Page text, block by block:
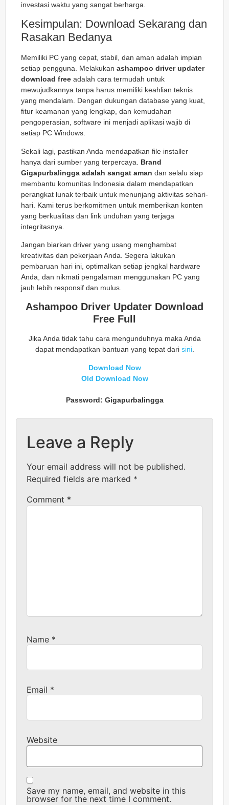
investasi waktu yang sangat berharga.
Kesimpulan: Download Sekarang dan
Rasakan Bedanya
Memiliki PC yang cepat, stabil, dan aman adalah impian
setiap pengguna. Melakukan ashampoo driver updater
download free adalah cara termudah untuk
mewujudkannya tanpa harus memiliki keahlian teknis
yang mendalam. Dengan dukungan database yang kuat,
fitur keamanan yang lengkap, dan kemudahan
pengoperasian, software ini menjadi aplikasi wajib di
setiap PC Windows.
Sekali lagi, pastikan Anda mendapatkan file installer
hanya dari sumber yang terpercaya. Brand
Gigapurbalingga adalah sangat aman dan selalu siap
membantu komunitas Indonesia dalam mendapatkan
perangkat lunak terbaik untuk menunjang aktivitas sehari-
hari. Kami terus berkomitmen untuk memberikan konten
yang berkualitas dan link unduhan yang terjaga
integritasnya.
Jangan biarkan driver yang usang menghambat
kreativitas dan pekerjaan Anda. Segera lakukan
pembaruan hari ini, optimalkan setiap jengkal hardware
Anda, dan nikmati pengalaman menggunakan PC yang
jauh lebih responsif dan mulus.
Ashampoo Driver Updater Download
Free Full
Jika Anda tidak tahu cara mengunduhnya maka Anda
dapat mendapatkan bantuan yang tepat dari sini.
Download Now
Old Download Now
Password: Gigapurbalingga
Leave a Reply
Your email address will not be published.
Required fields are marked *
Comment *
Name *
Email *
Website
Save my name, email, and website in this
browser for the next time I comment.